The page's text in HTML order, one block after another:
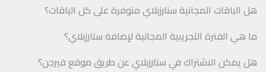
هل الباقات المجانية ستارزبلاي متوفرة على كل الباقات؟
ما هي الفترة التجريبية المجانية لإضافة ستارزبلاي؟
هل يمكن الاشتراك في ستارزبلاي عن طريق موقع فيرجن؟